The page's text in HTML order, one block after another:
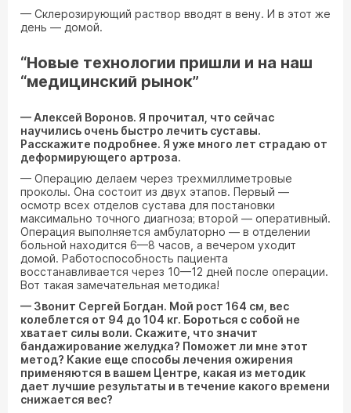
— Склерозирующий раствор вводят в вену. И в этот же
день — домой.
“Новые технологии пришли и на наш
“медицинский рынок”
— Алексей Воронов. Я прочитал, что сейчас
научились очень быстро лечить суставы.
Расскажите подробнее. Я уже много лет страдаю от
деформирующего артроза.
— Операцию делаем через трехмиллиметровые
проколы. Она состоит из двух этапов. Первый —
осмотр всех отделов сустава для постановки
максимально точного диагноза; второй — оперативный.
Операция выполняется амбулаторно — в отделении
больной находится 6—8 часов, а вечером уходит
домой. Работоспособность пациента
восстанавливается через 10—12 дней после операции.
Вот такая замечательная методика!
— Звонит Сергей Богдан. Мой рост 164 см, вес
колеблется от 94 до 104 кг. Бороться с собой не
хватает силы воли. Скажите, что значит
бандажирование желудка? Поможет ли мне этот
метод? Какие еще способы лечения ожирения
применяются в вашем Центре, какая из методик
дает лучшие результаты и в течение какого времени
снижается вес?